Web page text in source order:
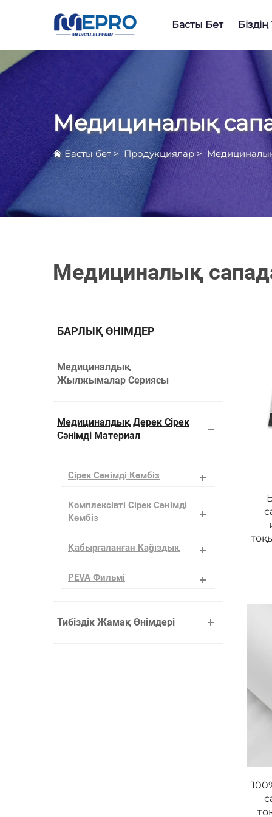
Басты Бет
Медициналық
Басты бет>Продукциялар>
Медициналық
БАРЛЫҚ ӨНІМДЕР
Медициналдық
Жылжымалар Сериясы
Медициналдық Дерек Сірек
Сәнімді Материал
Сірек Сәнімді Көмбіз
Комплексівті Сірек Сәнімді
Көмбіз
Қабырғаланған Кağıздық
PEVA Фильмі
Тибіздік Жамақ Өнімдері